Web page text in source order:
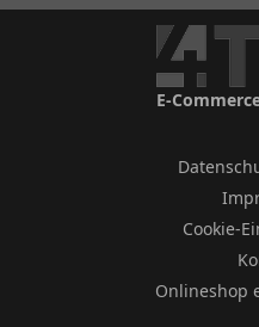
E-
Cookie-
Onlineshop